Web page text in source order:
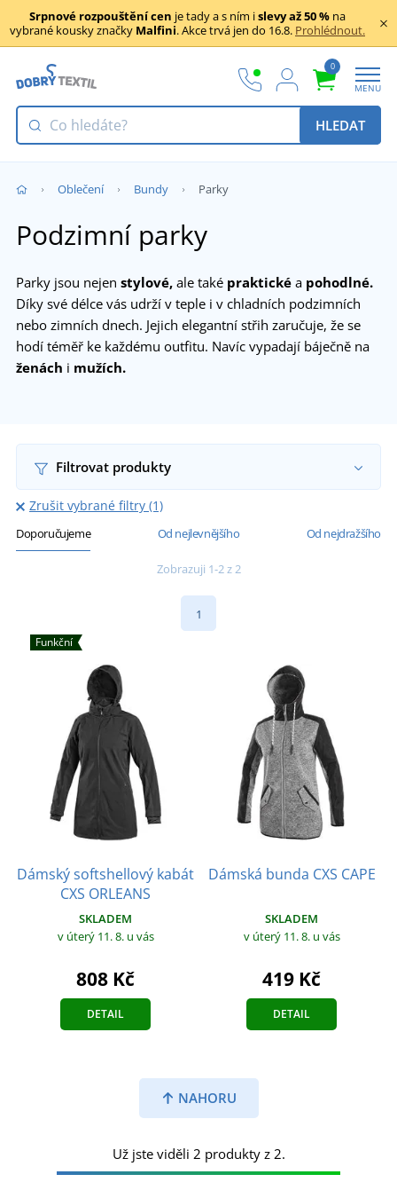
Srpnové rozpouštění cen je tady a s ním islevy až 50 % na
vybrané kousky značky Malfini. Akce trvá jen do 16.8. Prohlédnout.
0
MENU
HLEDAT
Oblečení Bundy Parky
Podzimní parky
Parky jsou nejen stylové, ale také praktické a pohodlné.
Díky své délce vás udrží v teple i v chladních podzimních
nebo zimních dnech. Jejich elegantní střih zaručuje, že se
hodí téměř ke každému outfitu. Navíc vypadají báječně na
ženách i mužích.
Filtrovat produkty
Zrušit vybrané filtry (1)
Doporučujeme Od nejlevnějšího Od nejdražšího
Zobrazuji 1-2 z 2
1
Funkční
Dámský softshellový kabát
CXS ORLEANS
SKLADEM
v úterý 11. 8. u vás
808 Kč
DETAIL
Dámská bunda CXS CAPE
SKLADEM
v úterý 11. 8. u vás
419 Kč
DETAIL
NAHORU
Už jste viděli 2 produkty z 2.